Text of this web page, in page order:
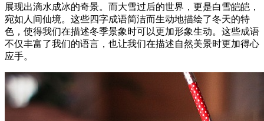
展现出滴水成冰的奇景。而大雪过后的世界，更是白雪皑皑，
宛如人间仙境。这些四字成语简洁而生动地描绘了冬天的特
色，使得我们在描述冬季景象时可以更加形象生动。这些成语
不仅丰富了我们的语言，也让我们在描述自然美景时更加得心
应手。